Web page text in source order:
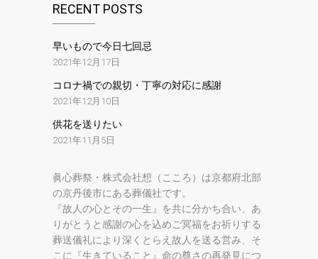
RECENT POSTS
早いもので今日七回忌
2021年12月17日
コロナ禍での親切・丁寧の対応に感謝
2021年12月10日
供花を送りたい
2021年11月5日
眞心葬祭・株式会社想（こころ）は京都府北部
の京丹後市にある葬儀社です。
『故人の心とその一生』を共に分かち合い、あ
りがとうと感謝の心を込めご冥福をお祈りする
葬送儀礼により深くとらえ故人を送る営み、そ
こに『生きていること』命の尊さの再発見につ